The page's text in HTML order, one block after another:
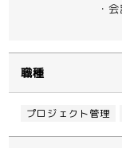
・
職種
プロジェクト管理